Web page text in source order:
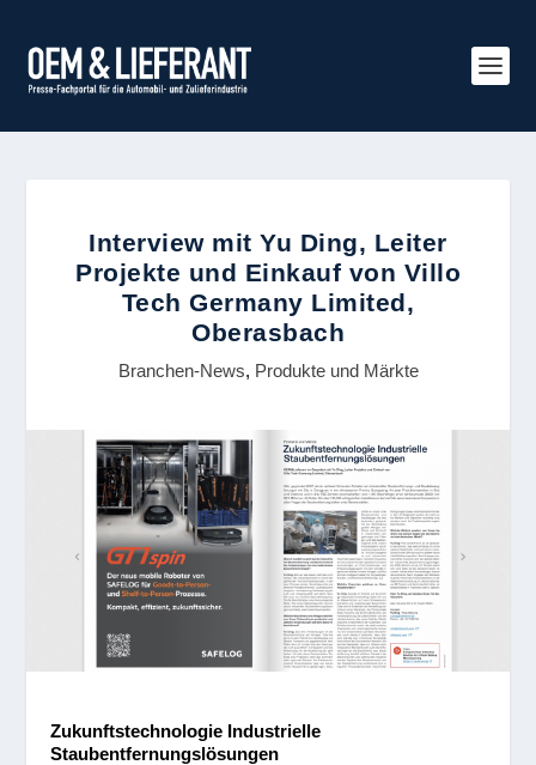
Interview mit Yu Ding, Leiter
Projekte und Einkauf von Villo
Tech Germany Limited,
Oberasbach
Branchen-News, Produkte und Märkte
Zukunftstechnologie Industrielle
Staubentfernungslösungen